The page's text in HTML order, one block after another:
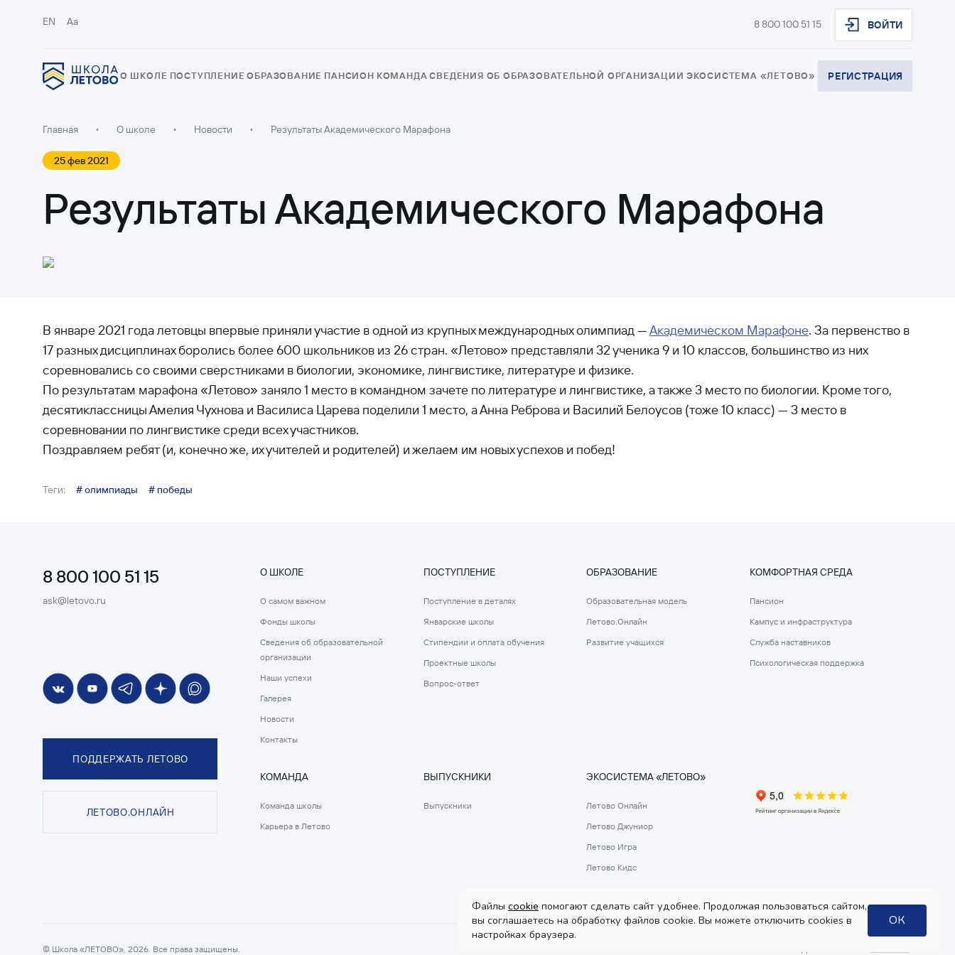
EN Aa 8 800 100 51 15 ВОЙТИ
О ШКОЛЕ ПОСТУПЛЕНИЕ ОБРАЗОВАНИЕ ПАНСИОН КОМАНДА СВЕДЕНИЯ ОБ ОБРАЗОВАТЕЛЬНОЙ ОРГАНИЗАЦИИ ЭКОСИСТЕМА «ЛЕТОВО» РЕГИСТРАЦИЯ
Главная • О школе • Новости • Результаты Академического Марафона
25 фев 2021
Результаты Академического Марафона
В январе 2021 года летовцы впервые приняли участие в одной из крупных международных олимпиад —Академическом Марафоне. За первенство в
17 разных дисциплинах боролись более 600 школьников из 26 стран. «Летово» представляли 32 ученика 9 и 10 классов, большинство из них
соревновались со своими сверстниками в биологии, экономике, лингвистике, литературе и физике.
По результатам марафона «Летово» заняло 1 место в командном зачете по литературе и лингвистике, а также 3 место по биологии. Кроме того,
десятиклассницы Амелия Чухнова и Василиса Царева поделили 1 место, а Анна Реброва и Василий Белоусов (тоже 10 класс) — 3 место в
соревновании по лингвистике среди всех участников.
Поздравляем ребят (и, конечно же, их учителей и родителей) и желаем им новых успехов и побед!
Теги: # олимпиады # победы
8 800 100 51 15
ask@letovo.ru
ПОДДЕРЖАТЬ ЛЕТОВО
ЛЕТОВО.ОНЛАЙН
О ШКОЛЕ
О самом важном
Фонды школы
Сведения об образовательной
организации
Наши успехи
Галерея
Новости
Контакты
ПОСТУПЛЕНИЕ
Поступление в деталях
Январские школы
Стипендии и оплата обучения
Проектные школы
Вопрос-ответ
ОБРАЗОВАНИЕ
Образовательная модель
Летово.Онлайн
Развитие учащихся
КОМФОРТНАЯ СРЕДА
Пансион
Кампус и инфраструктура
Служба наставников
Психологическая поддержка
КОМАНДА
Команда школы
Карьера в Летово
ВЫПУСКНИКИ
Выпускники
ЭКОСИСТЕМА «ЛЕТОВО»
Летово Онлайн
Летово Джуниор
Летово Игра
Летово Кидс
© Школа «ЛЕТОВО», 2026. Все права защищены.
Файлы cookie помогают сделать сайт удобнее. Продолжая пользоваться сайтом,
вы соглашаетесь на обработку файлов cookie. Вы можете отключить cookies в
настройках браузера.
ОК